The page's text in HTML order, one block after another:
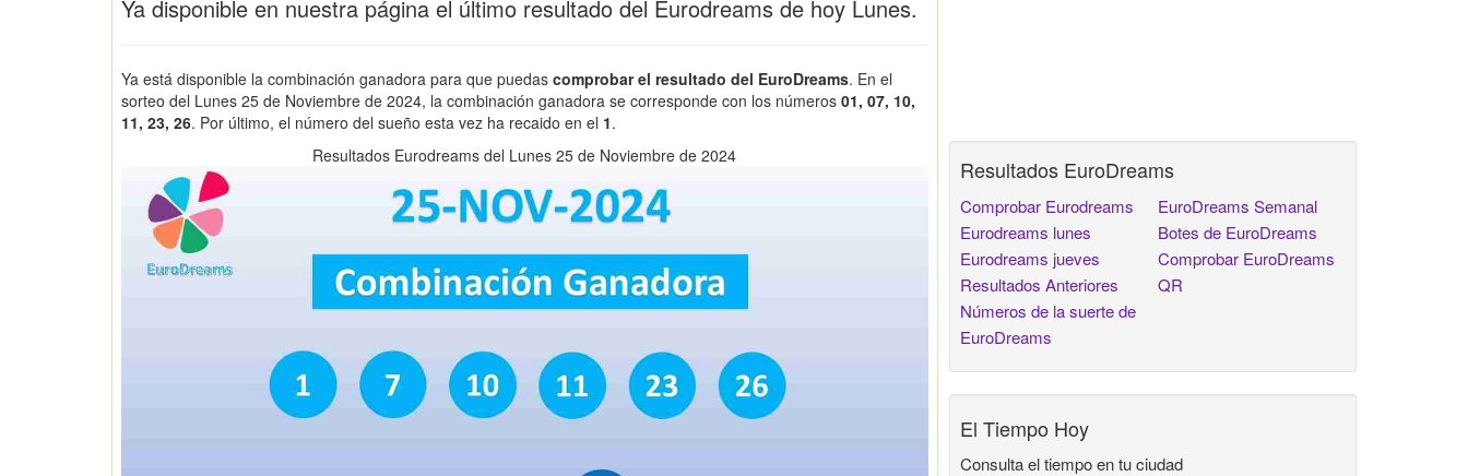
Ya disponible en nuestra página el último resultado del Eurodreams de hoy Lunes.
Ya está disponible la combinación ganadora para que puedas comprobar el resultado del EuroDreams. En el
sorteo del Lunes 25 de Noviembre de 2024, la combinación ganadora se corresponde con los números 01, 07, 10,
11, 23, 26. Por último, el número del sueño esta vez ha recaido en el 1.
Resultados Eurodreams del Lunes 25 de Noviembre de 2024
Resultados EuroDreams
Comprobar Eurodreams
Eurodreams lunes
Eurodreams jueves
Resultados Anteriores
Números de la suerte de
EuroDreams
EuroDreams Semanal
Botes de EuroDreams
Comprobar EuroDreams
QR
El Tiempo Hoy
Consulta el tiempo en tu ciudad